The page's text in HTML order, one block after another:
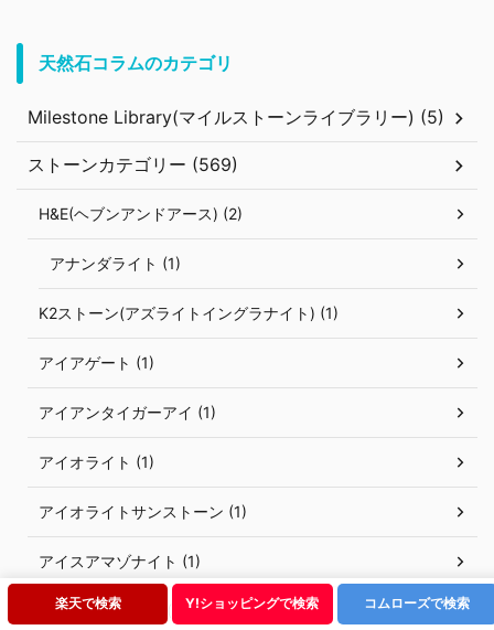
楽天で検索 Y!ショッピングで検索 コムローズで検索
天然石コラムのカテゴリ
Milestone Library(マイルストーンライブラリー) (5)
ストーンカテゴリー (569)
H&E(ヘブンアンドアース) (2)
アナンダライト (1)
K2ストーン(アズライトイングラナイト) (1)
アイアゲート (1)
アイアンタイガーアイ (1)
アイオライト (1)
アイオライトサンストーン (1)
アイスアマゾナイト (1)
アイスクリスタル (1)